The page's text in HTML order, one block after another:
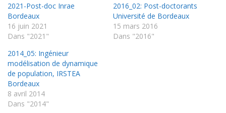
2021-Post-doc Inrae
Bordeaux
16 juin 2021
Dans "2021"
2016_02: Post-doctorants
Université de Bordeaux
15 mars 2016
Dans "2016"
2014_05: Ingénieur
modélisation de dynamique
de population, IRSTEA
Bordeaux
8 avril 2014
Dans "2014"